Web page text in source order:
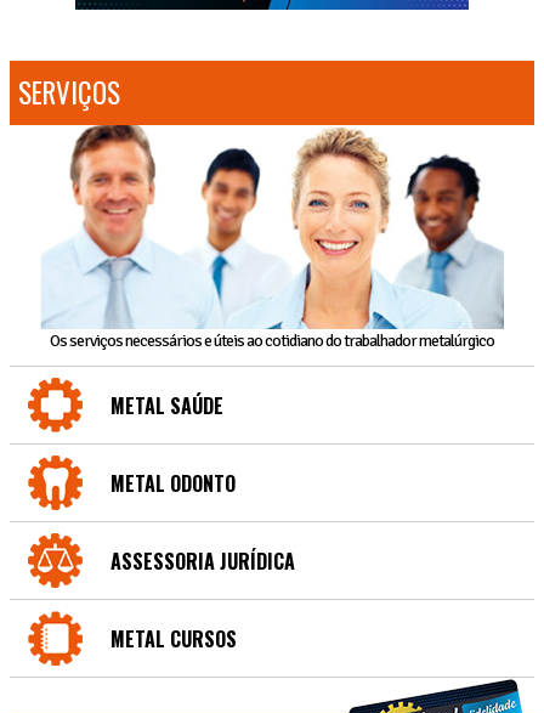
SERVIÇOS
Os serviços necessários e úteis ao cotidiano do trabalhador metalúrgico
METAL SAÚDE
METAL ODONTO
ASSESSORIA JURÍDICA
METAL CURSOS